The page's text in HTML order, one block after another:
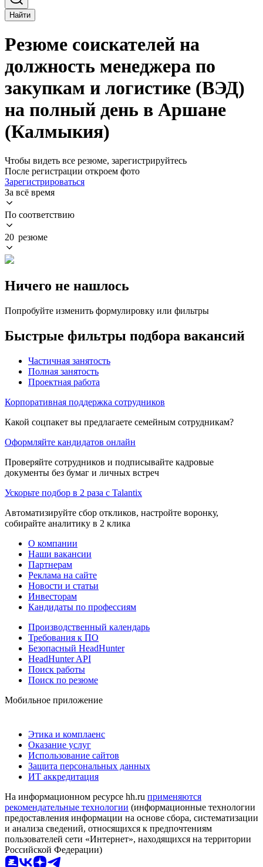
Найти
Резюме соискателей на
должность менеджера по
закупкам и логистике (ВЭД)
на полный день в Аршане
(Калмыкия)
Чтобы видеть все резюме, зарегистрируйтесь
После регистрации откроем фото
Зарегистрироваться
За всё время
По соответствию
20 резюме
Ничего не нашлось
Попробуйте изменить формулировку или фильтры
Быстрые фильтры подбора вакансий
Частичная занятость
Полная занятость
Проектная работа
Корпоративная поддержка сотрудников
Какой соцпакет вы предлагаете семейным сотрудникам?
Оформляйте кандидатов онлайн
Проверяйте сотрудников и подписывайте кадровые
документы без бумаг и личных встреч
Ускорьте подбор в 2 раза с Talantix
Автоматизируйте сбор откликов, настройте воронку,
собирайте аналитику в 2 клика
О компании
Наши вакансии
Партнерам
Реклама на сайте
Новости и статьи
Инвесторам
Кандидаты по профессиям
Производственный календарь
Требования к ПО
Безопасный HeadHunter
HeadHunter API
Поиск работы
Поиск по резюме
Мобильное приложение
Этика и комплаенс
Оказание услуг
Использование сайтов
Защита персональных данных
ИТ аккредитация
На информационном ресурсе hh.ru применяются
рекомендательные технологии (информационные технологии
предоставления информации на основе сбора, систематизации
и анализа сведений, относящихся к предпочтениям
пользователей сети «Интернет», находящихся на территории
Российской Федерации)